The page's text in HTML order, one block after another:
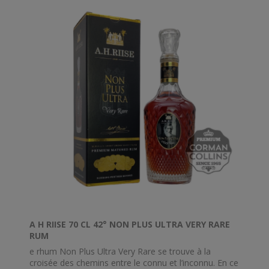
A H RIISE 70 CL 42° NON PLUS ULTRA VERY RARE
RUM
e rhum Non Plus Ultra Very Rare se trouve à la
croisée des chemins entre le connu et l’inconnu. En ce